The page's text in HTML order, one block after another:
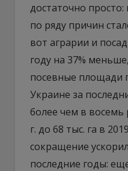
достаточно
по ряду причин
вот аграрии и
году на 37%
посевные площади
Украине за
более чем в восемь
г. до 68 тыс. га в
сокращение
последние годы: